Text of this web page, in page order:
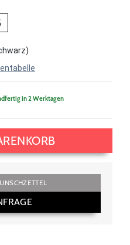
in 2 Werktagen